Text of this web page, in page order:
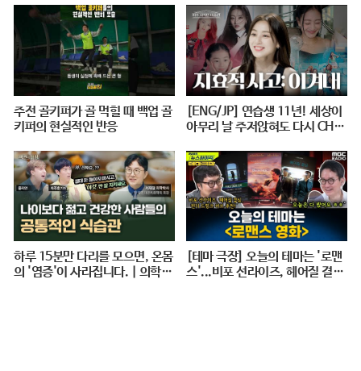
주전 골키퍼가 골 먹힐 때 백업 골
키퍼의 현실적인 반응
[ENG/JP] 연습생 11년! 세상이
아무리 날 주저앉혀도 다시 CHE
| 아주 사적인 미술관 EP. 06 / 1
4F
하루 15분만 다리를 모으면, 온몸
의 '염증'이 사라집니다. | 의학박
[테마 극장] 오늘의 테마는 '로맨
스'...비포 선라이즈, 헤어질 결심,